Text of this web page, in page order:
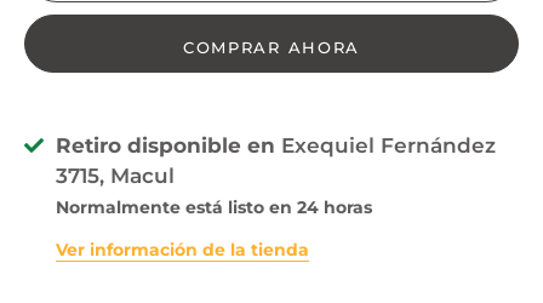
COMPRAR AHORA
Retiro disponible en Exequiel Fernández
3715, Macul
Normalmente está listo en 24 horas
Ver información de la tienda